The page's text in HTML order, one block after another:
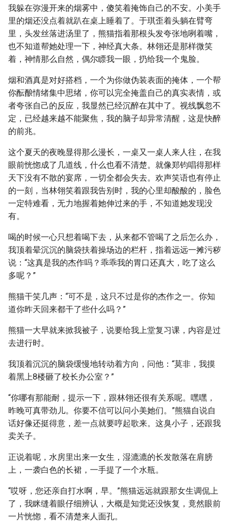
我躲在弥漫开来的烟雾中，傻笑着掩饰自己的不安。小美手
里的烟还没点着就趴在桌上睡着了。于琪歪着头躺在臂弯
里，头发丝落进汤里了，熊猫指着那根头发夸张地咧着嘴，
也不知道帮她处理一下，神经真大条。林翎还是那样微笑
着，神情那么自然，偶尔瞟我一眼，扔给我一个鬼脸。
烟和酒真是对好搭档，一个为你做伪装表面的掩体，一个帮
你酝酿情绪集中思绪，你可以完全掩盖自己的真实表情，或
者夸张自己的反应，我显然已经沉醉在其中了。视线飘忽不
定，已经越来越不能聚焦，我的脑子却异常清醒，这是快醉
的前兆。
这个夏天的夜晚显得那么漫长，一桌又一桌人来人往，在我
眼前恍惚成了几道线，什么也看不清楚。就像郑钧唱得那样
天下没有不散的宴席，一切全都会失去。欢声笑语也有停止
的一刻，当林翎笑着跟我告别时，我的心里却酸酸的，脸色
一定特难看，无力地握着她伸过来的手，不知道她发现没
有。
喝的时候一心只想着喝下去，从来都不管喝了之后怎么办，
我顶着晕沉沉的脑袋扶着操场边的栏杆，指着远远一摊污秽
说：“这真是我的杰作吗？乖乖我的胃口还真大，吃了这么
多呢？”
熊猫干笑几声：“可不是，这只不过是你的杰作之一。你知
道你昨天回来都干了些什么吗？”
熊猫一大早就来掀我被子，说要给我上堂复习课，内容是过
去进行时。
我顶着沉沉的脑袋缓慢地转动着方向，问他：“莫非，我摸
着黑上8楼砸了校长办公室？”
“你哪有那能耐，提示一下，跟林翎还很有关系呢。嘿嘿，
昨晚可真带劲儿。你要不信可以问小美她们。”熊猫自说自
话好像还挺得意，差一点就要哼起歌来。这臭小子，还跟我
卖关子。
正说着呢，水房里出来一女生，湿漉漉的长发散落在肩膀
上，一袭白色的长裙，一手提了一个水瓶。
“哎呀，您还亲自打水啊，早。”熊猫远远就跟那女生调侃上
了，我眯缝着眼仔细辨认，大概是知觉还没恢复，竟然眼前
一片恍惚，看不清楚来人面孔。